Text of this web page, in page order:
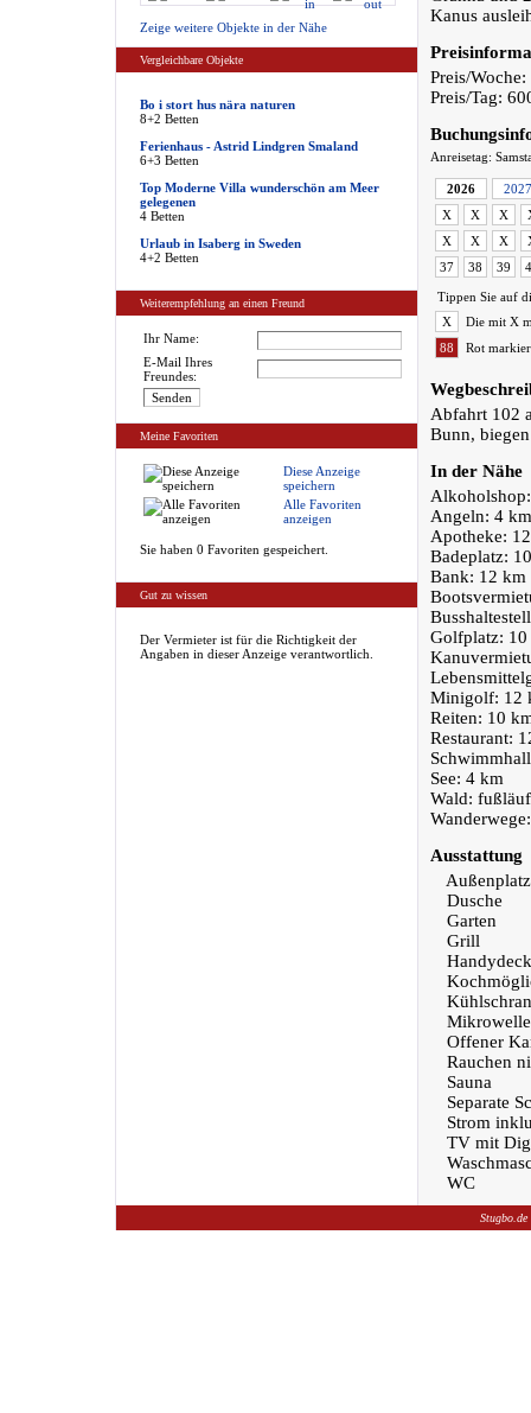
Zeige weitere Objekte in der Nähe
Vergleichbare Objekte
Bo i stort hus nära naturen
8+2 Betten
Ferienhaus - Astrid Lindgren Smaland
6+3 Betten
Top Moderne Villa wunderschön am Meer
gelegenen
4 Betten
Urlaub in Isaberg in Sweden
4+2 Betten
Weiterempfehlung an einen Freund
Ihr Name:
E-Mail Ihres
Freundes:
Meine Favoriten
Diese Anzeige
speichern
Alle Favoriten
anzeigen
Sie haben 0 Favoriten gespeichert.
Gut zu wissen
Der Vermieter ist für die Richtigkeit der
Angaben in dieser Anzeige verantwortlich.
Kanus
Preis/
Preis/Tag:
Anreisetag:
2026
2027
X
X X
X
X X
37
38 39
Tippen Sie auf
X
Die mit X
88
Rot
Abfahrt 102
Bunn,
In der Nähe
Angeln: 4
Apotheke:
Badeplatz:
Bank: 12 km
Golfplatz: 10
Minigolf: 12
Reiten: 10
Restaurant:
See: 4 km
Wald:
Ausstattung
Dusche
Garten
Grill
Mikrowelle
Offener
Rauchen
Sauna
Separate
Strom
TV mit
WC